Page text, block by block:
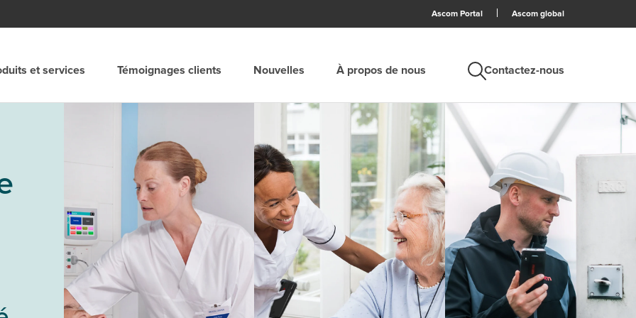
Spain
Suomi
Sverige
Suisse
United Kingdom
Ascom Portal Ascom global
et services Témoignages clients Nouvelles À propos de nous Contactez-nous
Recherche